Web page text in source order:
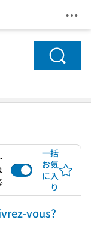
メ
検索
一括
お気
に入
り
vous?